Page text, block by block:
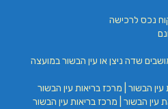
נכס לרכישה
שדה ניצן או עין הבשור במועצה
הבשור | מרכז בריאות עין הבשור
הבשור | מרכז בריאות עין הבשור